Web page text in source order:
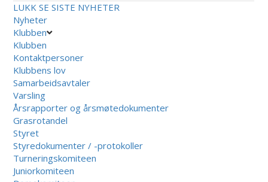
LUKK SE SISTE NYHETER
Nyheter
Klubben
Klubben
Kontaktpersoner
Klubbens lov
Samarbeidsavtaler
Varsling
Årsrapporter og årsmøtedokumenter
Grasrotandel
Styret
Styredokumenter / -protokoller
Turneringskomiteen
Juniorkomiteen